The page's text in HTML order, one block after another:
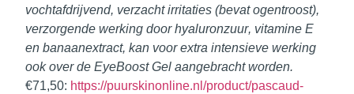
vochtafdrijvend, verzacht irritaties (bevat ogentroost),
verzorgende werking doorhyaluronzuur, vitamine E
en banaanextract, kan voor extra intensieve werking
ook over de EyeBoost Gel aangebracht worden.
€71,50: https://puurskinonline.nl/product/pascaud-